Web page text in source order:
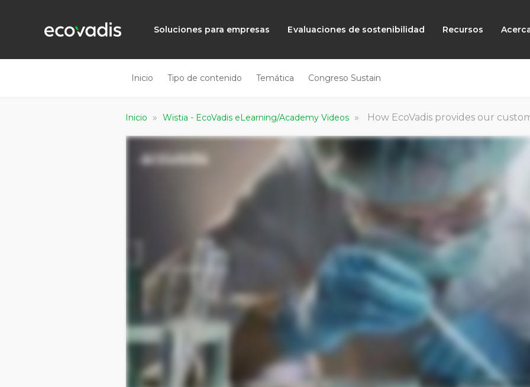
Soluciones para empresas Evaluaciones de sostenibilidad Recursos
Inicio Tipo de contenido Temática Congreso Sustain
Inicio » Wistia - EcoVadis eLearning/Academy Videos » How EcoVadis provides our